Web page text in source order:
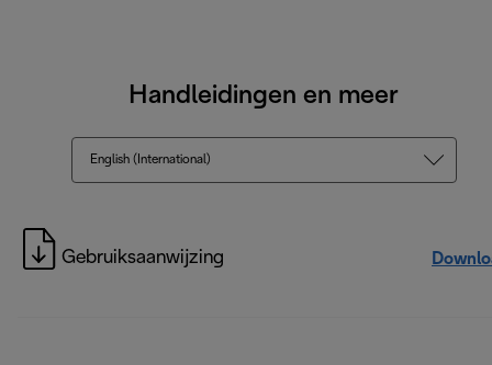
Handleidingen en meer
English (International)
Gebruiksaanwijzing